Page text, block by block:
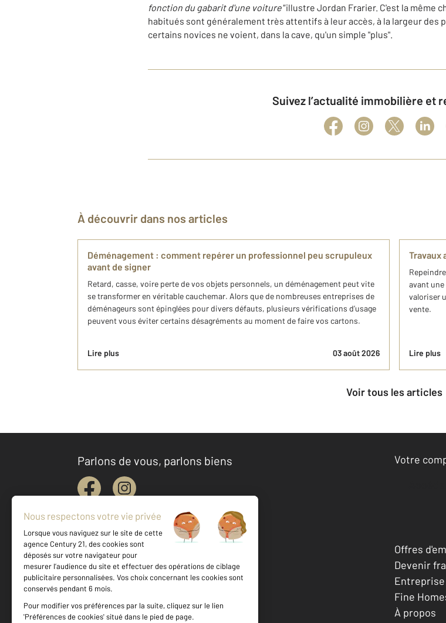
fonction du gabarit d'une voiture"illustre Jordan Frarier. C'est la même
habitués sont généralement très attentifs à leur accès, à la largeur des
certains novices ne voient, dans la cave, qu'un simple "plus".
Suivez l’actualité immobilière et
À découvrir dans nos articles
Déménagement : comment repérer un professionnel peu scrupuleux
avant de signer
Retard, casse, voire perte de vos objets personnels, un déménagement peut vite
se transformer en véritable cauchemar. Alors que de nombreuses entreprises de
déménageurs sont épinglées pour divers défauts, plusieurs vérifications d’usage
peuvent vous éviter certains désagréments au moment de faire vos cartons.
Lire plus 03 août 2026
Travaux
avant
valoriser
vente.
Lire plus
Voir tous les articles
Parlons de vous, parlons biens
Votre
Votre agence est notée
Achat
Location
Offres
Devenir
Fine
À propos